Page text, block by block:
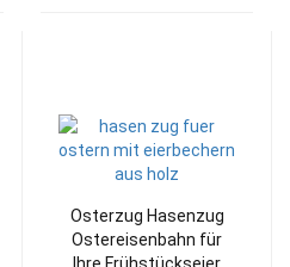
Osterzug Hasenzug
Ostereisenbahn für